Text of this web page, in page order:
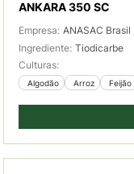
ANKARA 350 SC
Empresa: ANASAC Brasil
Ingrediente: Tiodicarbe
Culturas:
Algodão Arroz Feijão